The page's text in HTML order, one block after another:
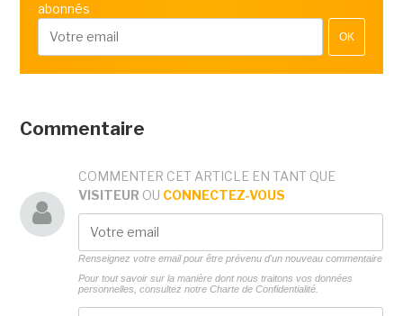
abonnés
OK
Commentaire
COMMENTER CET ARTICLE EN TANT QUE
VISITEUR OU CONNECTEZ-VOUS
Renseignez votre email pour être prévenu d'un nouveau commentaire
Pour tout savoir sur la manière dont nous traitons vos données
personnelles, consultez notre Charte de Confidentialité.